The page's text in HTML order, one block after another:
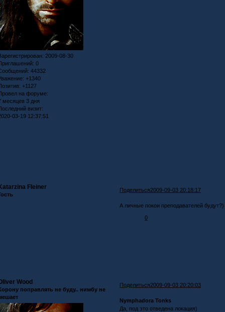
: 2009-08-30
0
44332
+1340
+1127
на форуме:
месяцев 3 дня
визит:
03-19 12:37:51
Поделиться2009-09-03 20:18:17
Fleiner
А личные покои преподавателей будут?)
0
Поделиться2009-09-03 20:20:03
Wood
поправлять не буду.. нимбу не
Nymphadora Tonks
Да, под это отведена локация)